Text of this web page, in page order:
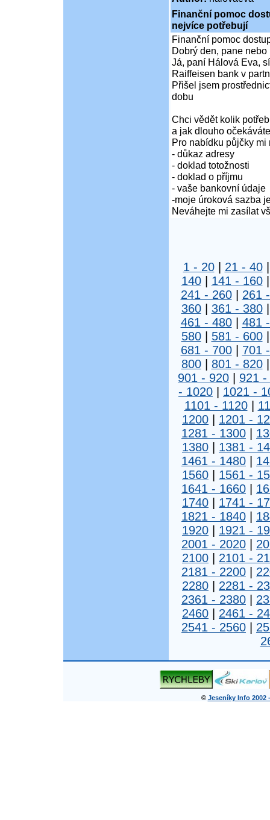
Finanční pomoc
nejvíce potřebují
Finanční pomoc
Dobrý den, pane nebo
Já, paní Hálová Eva,
Raiffeisen bank v
Přišel jsem
dobu
Chci vědět kolik
a jak dlouho
Pro nabídku půjčky mi
- důkaz adresy
- doklad totožnosti
- doklad o příjmu
- vaše bankovní údaje
-moje úroková sazba
Neváhejte mi zasílat
1 - 20| 21 - 40
140| 141 - 160
241 - 260| 261
360| 361 - 380
461 - 480| 481
580| 581 - 600
681 - 700| 701
800| 801 - 820
901 - 920
921 -
- 1020
1021 -
1101 - 1120|
1200
1201 -
1281 - 1300
1380
1381 -
1461 - 1480
1560
1561 -
1641 - 1660
1740
1741 -
1821 - 1840
1920
1921 -
2001 - 2020
2100
2101 -
2181 - 2200
2280
2281 -
2361 - 2380
2460
2461 -
2541 - 2560
© Jeseníky Info 2002